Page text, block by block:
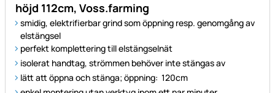
höjd 112cm, Voss.farming
smidig, elektrifierbar grind som öppning resp. genomgång av
elstängsel
perfekt komplettering till elstängselnät
isolerat handtag, strömmen behöver inte stängas av
lätt att öppna och stänga; öppning: 120cm